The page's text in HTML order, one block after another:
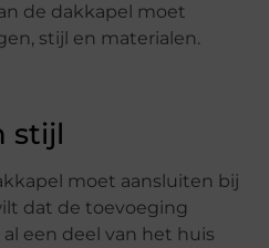
de dakkapel moet
stijl en materialen.
stijl
moet aansluiten bij
dat de toevoeging
een deel van het huis